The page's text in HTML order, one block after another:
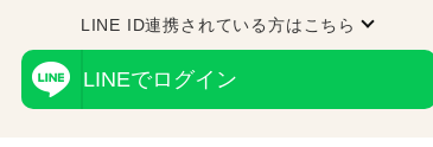
LINE ID連携されている方はこちら
LINEでログイン